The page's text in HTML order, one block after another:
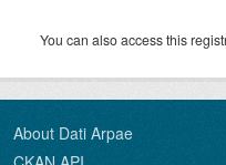
You can also access this
About Dati Arpae